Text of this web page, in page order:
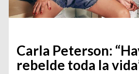
Carla Peterson:
rebelde toda la